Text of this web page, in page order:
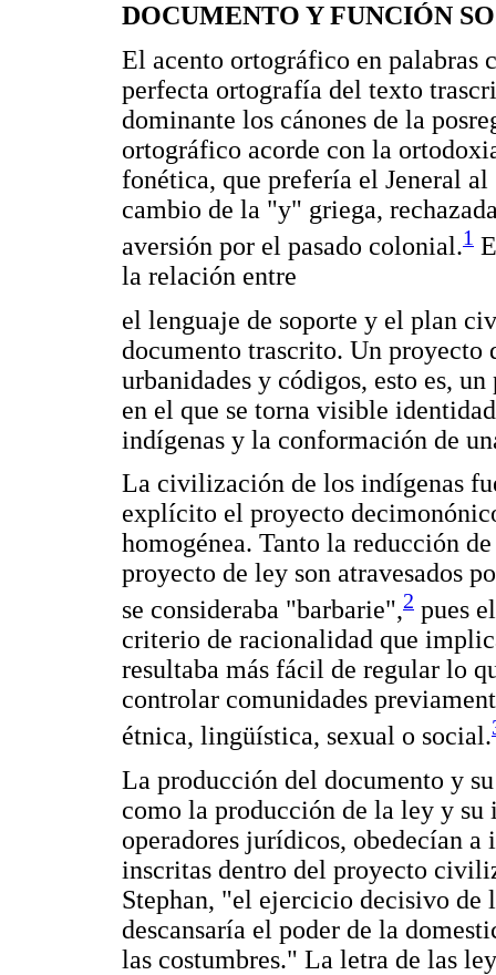
DOCUMENTO Y FUNCIÓN
El acento ortográfico en palabras
perfecta ortografía del texto
dominante los cánones de la
ortográfico acorde con la
fonética, que prefería el Jeneral
cambio de la "y" griega,
aversión por el pasado colonial.1
la relación entre
el lenguaje de soporte y el plan
documento trascrito. Un proyecto
urbanidades y códigos, esto es,
en el que se torna visible
indígenas y la conformación de
La civilización de los indígenas
explícito el proyecto
homogénea. Tanto la reducción
proyecto de ley son atravesados
se consideraba "barbarie",2 pues
criterio de racionalidad que
resultaba más fácil de regular lo
controlar comunidades
étnica, lingüística, sexual o social.
La producción del documento y
como la producción de la ley y
operadores jurídicos, obedecían
inscritas dentro del proyecto
Stephan, "el ejercicio decisivo
descansaría el poder de la
las costumbres." La letra de las